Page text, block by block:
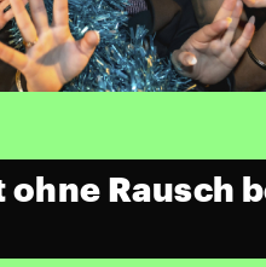
ohne Rausch